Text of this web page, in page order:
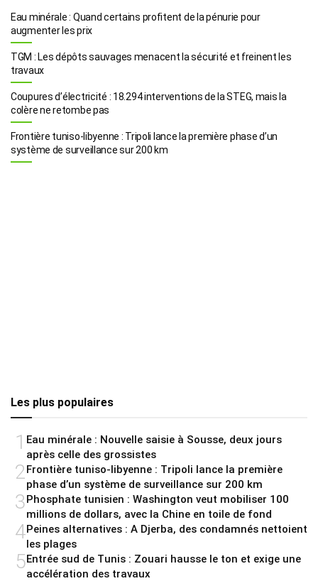
Eau minérale : Quand certains profitent de la pénurie pour
augmenter les prix
TGM : Les dépôts sauvages menacent la sécurité et freinent les
travaux
Coupures d’électricité : 18.294 interventions de la STEG, mais la
colère ne retombe pas
Frontière tuniso-libyenne : Tripoli lance la première phase d’un
système de surveillance sur 200 km
Les plus populaires
1 Eau minérale : Nouvelle saisie à Sousse, deux jours
après celle des grossistes
2Frontière tuniso-libyenne : Tripoli lance la première
phase d’un système de surveillance sur 200 km
3Phosphate tunisien : Washington veut mobiliser 100
millions de dollars, avec la Chine en toile de fond
4Peines alternatives : A Djerba, des condamnés nettoient
les plages
5Entrée sud de Tunis : Zouari hausse le ton et exige une
accélération des travaux